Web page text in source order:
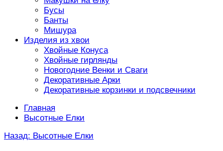
Бусы
Банты
Мишура
Изделия из хвои
Хвойные Конуса
Хвойные гирлянды
Новогодние Венки и Сваги
Декоративные Арки
Декоративные корзинки и подсвечники
Главная
Высотные Елки
Назад: Высотные Елки